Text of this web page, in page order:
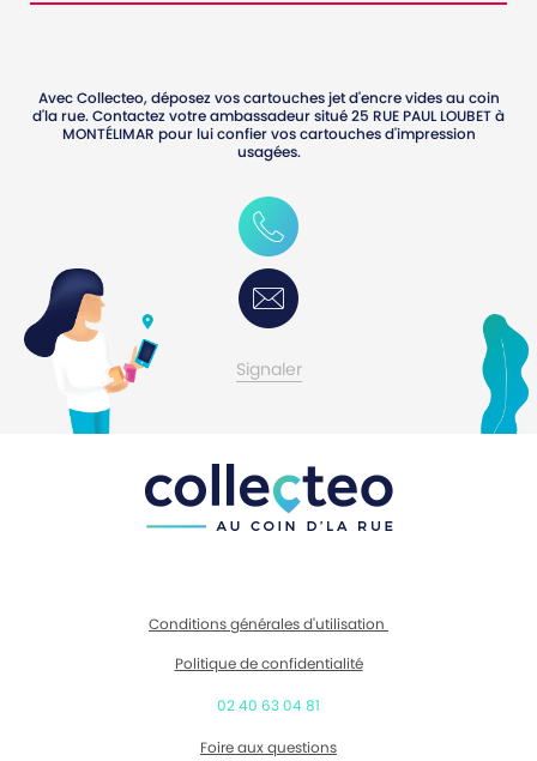
Avec Collecteo, déposez vos cartouches jet d'encre vides au coin
d'la rue. Contactez votre ambassadeur situé25 RUE PAUL LOUBETà
MONTÉLIMAR pour lui confier vos cartouches d'impression
usagées.
0768791800
Signaler
Conditions générales d'utilisation
Politique de confidentialité
02 40 63 04 81
Foire aux questions